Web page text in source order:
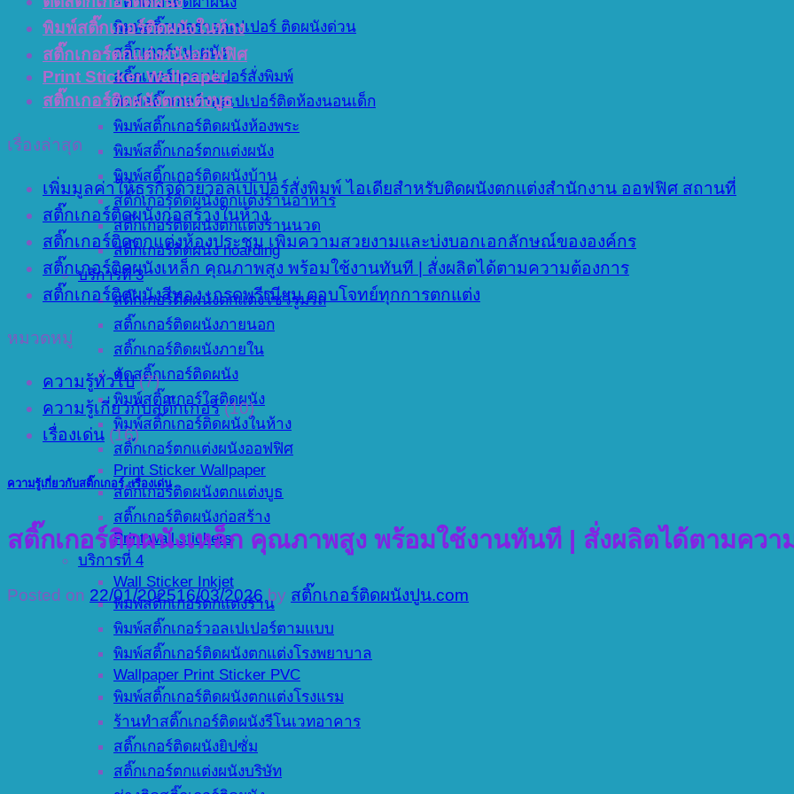
พิมพ์สติ๊กเกอร์วอลเปเปอร์ ติดผนังด่วน
สติ๊กเกอร์แปะผนัง
สติ๊กเกอร์วอลเปเปอร์สั่งพิมพ์
พิมพ์สติ๊กเกอร์วอลเปเปอร์ติดห้องนอนเด็ก
พิมพ์สติ๊กเกอร์ติดผนังห้องพระ
พิมพ์สติ๊กเกอร์ตกแต่งผนัง
พิมพ์สติ๊กเกอร์ติดผนังบ้าน
สติ๊กเกอร์ติดผนังตกแต่งร้านอาหาร
สติ๊กเกอร์ติดผนังตกแต่งร้านนวด
สติ๊กเกอร์ติดผนัง hoarding
บริการที่ 3
สติ๊กเกอร์ติดผนังตกแต่งโชว์รูมรถ
สติ๊กเกอร์ติดผนังภายนอก
สติ๊กเกอร์ติดผนังภายใน
ตัดสติ๊กเกอร์ติดผนัง
พิมพ์สติ๊กเกอร์ใสติดผนัง
พิมพ์สติ๊กเกอร์ติดผนังในห้าง
สติ๊กเกอร์ตกแต่งผนังออฟฟิศ
Print Sticker Wallpaper
สติ๊กเกอร์ติดผนังตกแต่งบูธ
สติ๊กเกอร์ติดผนังก่อสร้าง
Print wall stickers
บริการที่ 4
Wall Sticker Inkjet
พิมพ์สติ๊กเกอร์ตกแต่งร้าน
พิมพ์สติ๊กเกอร์วอลเปเปอร์ตามแบบ
พิมพ์สติ๊กเกอร์ติดผนังตกแต่งโรงพยาบาล
Wallpaper Print Sticker PVC
พิมพ์สติ๊กเกอร์ติดผนังตกแต่งโรงแรม
ร้านทำสติ๊กเกอร์ติดผนังรีโนเวทอาคาร
สติ๊กเกอร์ติดผนังยิปซั่ม
สติ๊กเกอร์ตกแต่งผนังบริษัท
พิมพ์สติ๊กเกอร์ติดผนังในห้าง
สติ๊กเกอร์ตกแต่งผนังออฟฟิศ
Print Sticker Wallpaper
สติ๊กเกอร์ติดผนังตกแต่งบูธ
เรื่องล่าสุด
เพิ่มมูลค่าให้ธุรกิจด้วยวอลเปเปอร์สั่งพิมพ์ ไอเดียสำหรับติดผนังตกแต่งสำนักงาน ออฟฟิศ สถานที่
สติ๊กเกอร์ติดผนังก่อสร้างในห้าง
สติ๊กเกอร์ติดตกแต่งห้องประชุม เพิ่มความสวยงามและบ่งบอกเอกลักษณ์ขององค์กร
สติ๊กเกอร์ติดผนังเหล็ก คุณภาพสูง พร้อมใช้งานทันที | สั่งผลิตได้ตามความต้องการ
สติ๊กเกอร์ติดผนังสีทอง เกรดพรีเมียม ตอบโจทย์ทุกการตกแต่ง
หมวดหมู่
ความรู้ทั่วไป(7)
ความรู้เกี่ยวกับสติ๊กเกอร์(10)
เรื่องเด่น (16)
ความรู้เกี่ยวกับสติ๊กเกอร์,เรื่องเด่น
สติ๊กเกอร์ติดผนังเหล็ก คุณภาพสูง พร้อมใช้งานทันที | สั่งผลิตได้ตามควา
Posted on 22/01/202516/03/2026 by สติ๊กเกอร์ติดผนังปูน.com